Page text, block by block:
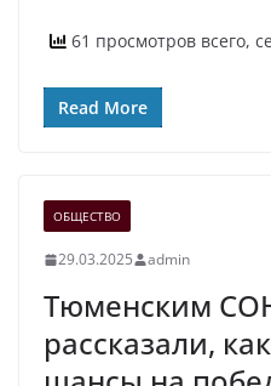
61 просмотров всего,
Read More
ОБЩЕСТВО
29.03.2025 admin
Тюменским
рассказали,